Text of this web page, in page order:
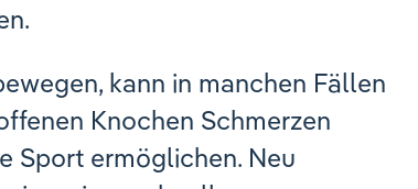
kann in manchen Fällen
Knochen Schmerzen
Sport ermöglichen. Neu